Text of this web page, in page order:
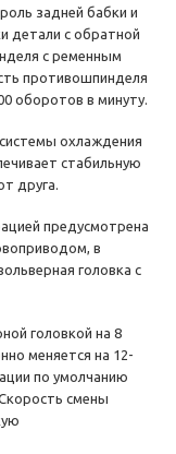
задней бабки и
детали с обратной
с ременным
противошпинделя
оборотов в минуту.
охлаждения
стабильную
друга.
предусмотрена
в
головка с
головкой на 8
меняется на 12-
по умолчанию
смены